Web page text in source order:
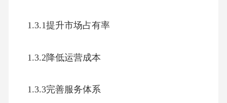
1.3.1提升市场占有率
1.3.2降低运营成本
1.3.3完善服务体系